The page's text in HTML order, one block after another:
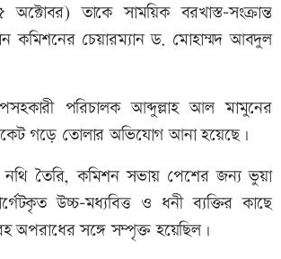
তাকে সাময়িক বরখাস্ত-সংক্রান্ত
কমিশনের চেয়ারম্যান ড. মোহাম্মদ আবদুল
পরিচালক আব্দুল্লাহ আল মামুনের
গড়ে তোলার অভিযোগ আনা হয়েছে।
তৈরি, কমিশন সভায় পেশের জন্য ভুয়া
উচ্চ-মধ্যবিত্ত ও ধনী ব্যক্তির কাছে
অপরাধের সঙ্গে সম্পৃক্ত হয়েছিল।